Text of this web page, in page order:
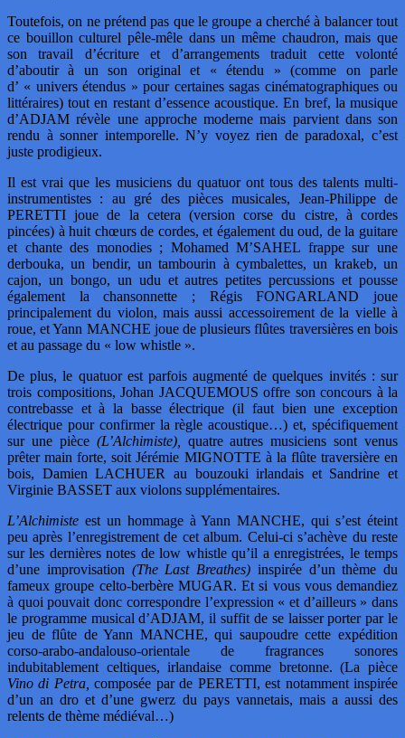
Toutefois, on ne prétend pas que le groupe a cherché à balancer tout
ce bouillon culturel pêle-mêle dans un même chaudron, mais que
son travail d’écriture et d’arrangements traduit cette volonté
d’aboutir à un son original et « étendu » (comme on parle
d’ « univers étendus » pour certaines sagas cinématographiques ou
littéraires) tout en restant d’essence acoustique. En bref, la musique
d’ADJAM révèle une approche moderne mais parvient dans son
rendu à sonner intemporelle. N’y voyez rien de paradoxal, c’est
juste prodigieux.
Il est vrai que les musiciens du quatuor ont tous des talents multi-
instrumentistes : au gré des pièces musicales, Jean-Philippe de
PERETTI joue de la cetera (version corse du cistre, à cordes
pincées) à huit chœurs de cordes, et également du oud, de la guitare
et chante des monodies ; Mohamed M’SAHEL frappe sur une
derbouka, un bendir, un tambourin à cymbalettes, un krakeb, un
cajon, un bongo, un udu et autres petites percussions et pousse
également la chansonnette ; Régis FONGARLAND joue
principalement du violon, mais aussi accessoirement de la vielle à
roue, et Yann MANCHE joue de plusieurs flûtes traversières en bois
et au passage du « low whistle ».
De plus, le quatuor est parfois augmenté de quelques invités : sur
trois compositions, Johan JACQUEMOUS offre son concours à la
contrebasse et à la basse électrique (il faut bien une exception
électrique pour confirmer la règle acoustique…) et, spécifiquement
sur une pièce (L’Alchimiste),
quatre autres musiciens sont venus
prêter main forte, soit Jérémie MIGNOTTE à la flûte traversière en
bois, Damien LACHUER au bouzouki irlandais et Sandrine et
Virginie BASSET aux violons supplémentaires.
L’Alchimiste est un hommage à Yann MANCHE, qui s’est éteint
peu après l’enregistrement de cet album. Celui-ci s’achève du reste
sur les dernières notes de low whistle qu’il a enregistrées, le temps
d’une improvisation (The Last Breathes) inspirée d’un thème du
fameux groupe celto-berbère MUGAR. Et si vous vous demandiez
à quoi pouvait donc correspondre l’expression « et d’ailleurs » dans
le programme musical d’ADJAM, il suffit de se laisser porter par le
jeu de flûte de Yann MANCHE, qui saupoudre cette expédition
corso-arabo-andalouso-orientale de fragrances sonores
indubitablement celtiques, irlandaise comme bretonne. (La pièce
Vino di Petra, composée par de PERETTI, est notamment inspirée
d’un an dro et d’une gwerz du pays vannetais, mais a aussi des
relents de thème médiéval…)